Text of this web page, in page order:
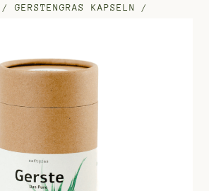
/GERSTENGRAS KAPSELN /